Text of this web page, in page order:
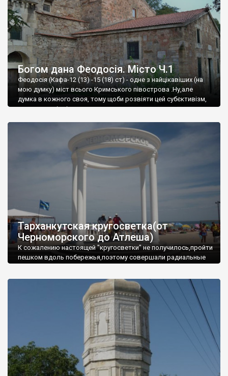
Богом дана Феодосія. Місто Ч.1
Феодосія (Кафа-12 (13) -15 (18) ст) - одне з найцікавіших (на
мою думку) міст всього Кримського півострова .Ну,але
думка в кожного своя, тому щоби розвіяти цей субєктивізм,
запрошую відвідати це
Тарханкутская кругосветка(от
Черноморского до Атлеша)
К сожалению настоящей "кругосветки" не получилось,пройти
пешком вдоль побережья,поэтому совершали радиальные